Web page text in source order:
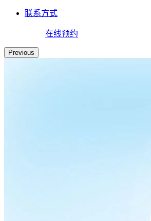
联系方式
在线预约
Previous